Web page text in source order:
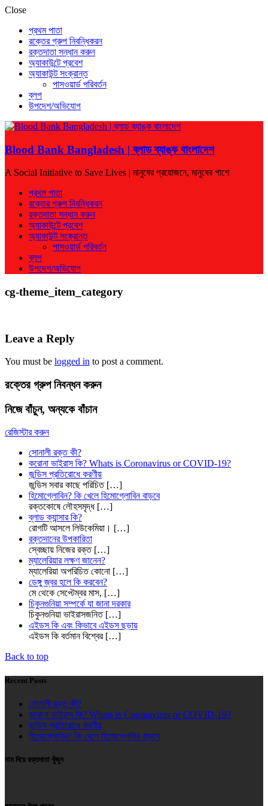
Close
প্রথম পাতা
রক্তের গ্রুপ নিবন্ধিকরন
রক্তদাতা সন্ধান করুন
অ্যাকাউন্টে প্রবেশ
অ্যাকাউন্ট সংক্রান্ত
পাসওয়ার্ড পরিবর্তন
ব্লগ
উপদেশ/অভিযোগ
Blood Bank Bangladesh | ব্লাড ব্যাঙ্ক বাংলাদেশ
A Social Initiative to Save Lives | মানুষের প্রয়োজনে, মানুষের পাশে
প্রথম পাতা
রক্তের গ্রুপ নিবন্ধিকরন
রক্তদাতা সন্ধান করুন
অ্যাকাউন্টে প্রবেশ
অ্যাকাউন্ট সংক্রান্ত
পাসওয়ার্ড পরিবর্তন
ব্লগ
উপদেশ/অভিযোগ
cg-theme_item_category
Leave a Reply
You must be logged in to post a comment.
রক্তের গ্রুপ নিবন্ধন করুন
নিজে বাঁচুন, অন্যকে বাঁচান
রেজিস্টার করুন
সোনালী রক্ত কী?
করোনা ভাইরাস কি? Whats is Coronavirus or COVID-19?
জন্ডিস প্রতিরোধে করণীয়
জন্ডিস সবার কাছে পরিচিত […]
হিমোগ্লোবিন? কি খেলে হিমোগ্লোবিন বাড়বে
রক্তকোষে লৌহসমৃদ্ধ […]
ব্লাড ক্যান্সার কি?
রোগটি আসলে লিউকেমিয়া। […]
রক্তদানের উপকারিতা
স্বেচ্ছায় নিজের রক্ত […]
ম্যালেরিয়ার লক্ষণ জানেন?
ম্যালেরিয়া অপরিচিত কোনো […]
ডেঙ্গু জ্বর হলে কি করবেন?
মে থেকে সেপ্টেম্বর মাস, […]
চিকুনগুনিয়া সম্পর্কে যা জানা দরকার
চিকুনগুনিয়া ভাইরাসজনিত […]
এইডস কি এবং কিভাবে এইডস ছড়ায়
এইডস কি বর্তমান বিশ্বের […]
Back to top
Recent Posts
সোনালী রক্ত কী?
করোনা ভাইরাস কি? Whats is Coronavirus or COVID-19?
জন্ডিস প্রতিরোধে করণীয়
হিমোগ্লোবিন? কি খেলে হিমোগ্লোবিন বাড়বে
নাম দিয়ে রক্তদাতা খুঁজুন